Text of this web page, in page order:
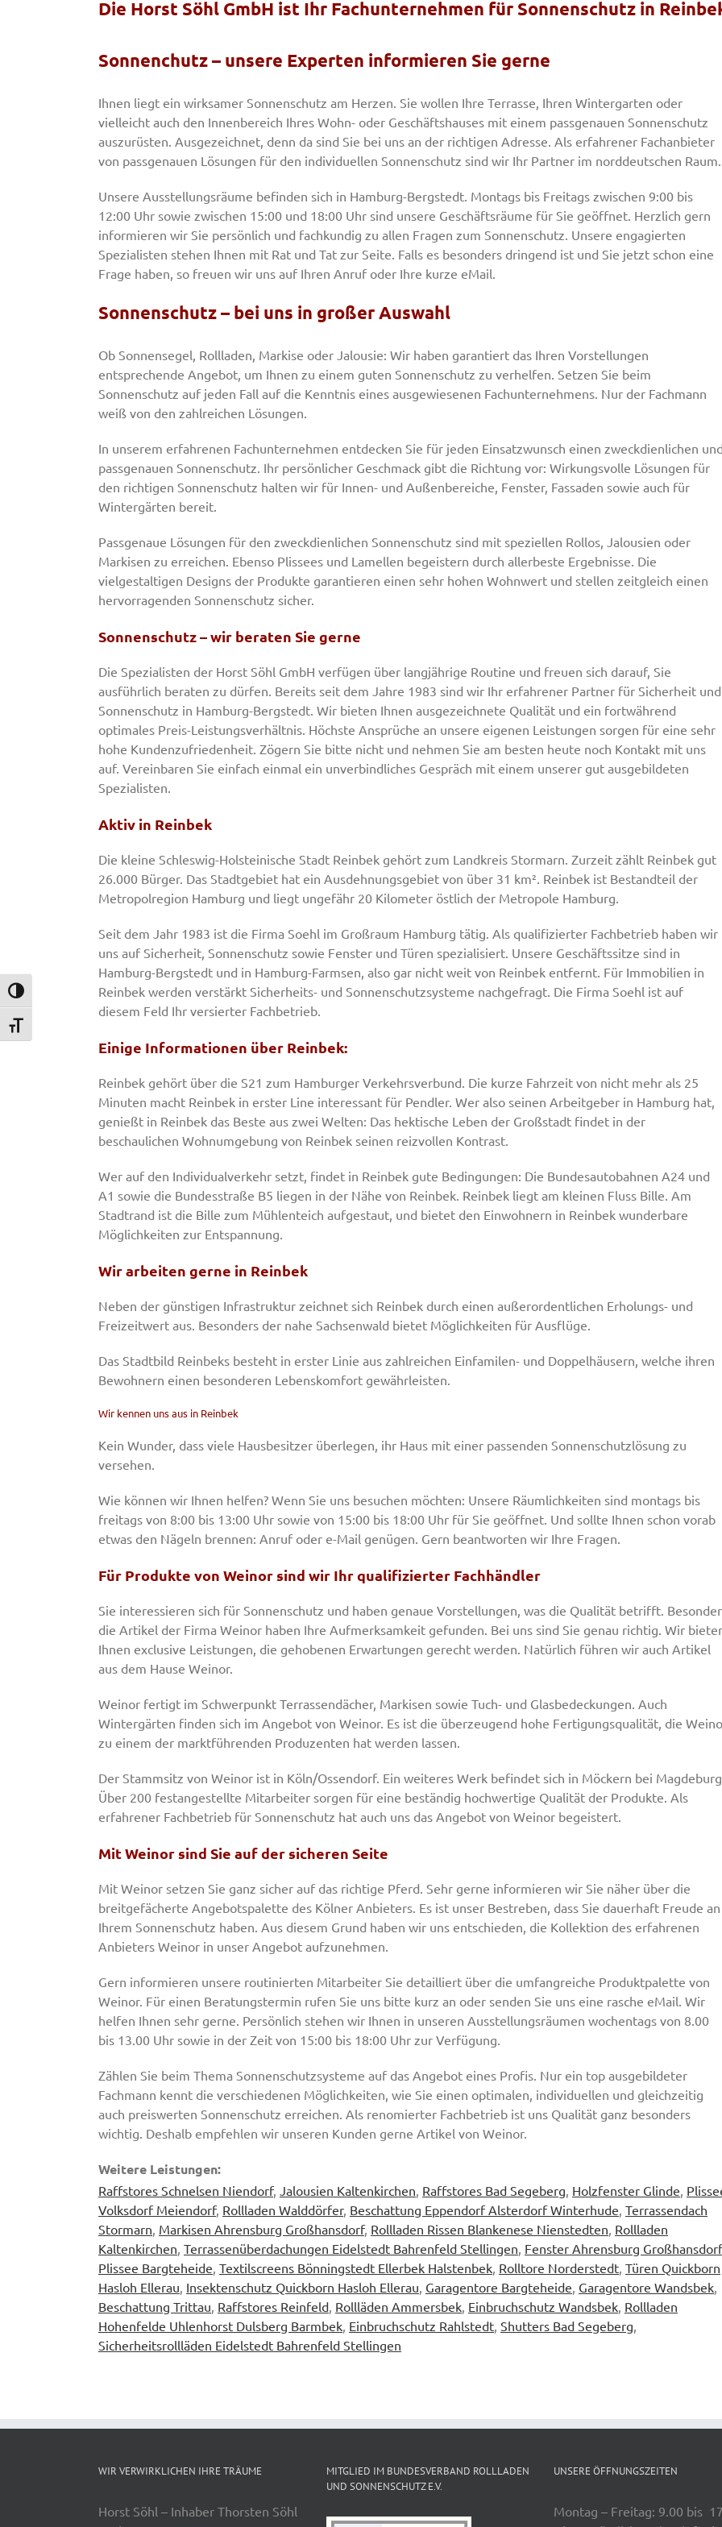
Umschalten auf hohe Kontraste
Schrift vergrößern
Die Horst Söhl GmbH ist Ihr Fachunternehmen für Sonnenschutz in
Sonnenchutz – unsere Experten informieren Sie gerne
Ihnen liegt ein wirksamer Sonnenschutz am Herzen. Sie wollen Ihre Terrasse, Ihren Wintergarten oder
vielleicht auch den Innenbereich Ihres Wohn- oder Geschäftshauses mit einem passgenauen Sonnenschutz
auszurüsten. Ausgezeichnet, denn da sind Sie bei uns an der richtigen Adresse. Als erfahrener Fachanbieter
von passgenauen Lösungen für den individuellen Sonnenschutz sind wir Ihr Partner im norddeutschen Raum.
Unsere Ausstellungsräume befinden sich in Hamburg-Bergstedt. Montags bis Freitags zwischen 9:00 bis
12:00 Uhr sowie zwischen 15:00 und 18:00 Uhr sind unsere Geschäftsräume für Sie geöffnet. Herzlich gern
informieren wir Sie persönlich und fachkundig zu allen Fragen zum Sonnenschutz. Unsere engagierten
Spezialisten stehen Ihnen mit Rat und Tat zur Seite. Falls es besonders dringend ist und Sie jetzt schon eine
Frage haben, so freuen wir uns auf Ihren Anruf oder Ihre kurze eMail.
Sonnenschutz – bei uns in großer Auswahl
Ob Sonnensegel, Rollladen, Markise oder Jalousie: Wir haben garantiert das Ihren Vorstellungen
entsprechende Angebot, um Ihnen zu einem guten Sonnenschutz zu verhelfen. Setzen Sie beim
Sonnenschutz auf jeden Fall auf die Kenntnis eines ausgewiesenen Fachunternehmens. Nur der Fachmann
weiß von den zahlreichen Lösungen.
In unserem erfahrenen Fachunternehmen entdecken Sie für jeden Einsatzwunsch einen zweckdienlichen und
passgenauen Sonnenschutz. Ihr persönlicher Geschmack gibt die Richtung vor: Wirkungsvolle Lösungen für
den richtigen Sonnenschutz halten wir für Innen- und Außenbereiche, Fenster, Fassaden sowie auch für
Wintergärten bereit.
Passgenaue Lösungen für den zweckdienlichen Sonnenschutz sind mit speziellen Rollos, Jalousien oder
Markisen zu erreichen. Ebenso Plissees und Lamellen begeistern durch allerbeste Ergebnisse. Die
vielgestaltigen Designs der Produkte garantieren einen sehr hohen Wohnwert und stellen zeitgleich einen
hervorragenden Sonnenschutz sicher.
Sonnenschutz – wir beraten Sie gerne
Die Spezialisten der Horst Söhl GmbH verfügen über langjährige Routine und freuen sich darauf, Sie
ausführlich beraten zu dürfen. Bereits seit dem Jahre 1983 sind wir Ihr erfahrener Partner für Sicherheit und
Sonnenschutz in Hamburg-Bergstedt. Wir bieten Ihnen ausgezeichnete Qualität und ein fortwährend
optimales Preis-Leistungsverhältnis. Höchste Ansprüche an unsere eigenen Leistungen sorgen für eine sehr
hohe Kundenzufriedenheit. Zögern Sie bitte nicht und nehmen Sie am besten heute noch Kontakt mit uns
auf. Vereinbaren Sie einfach einmal ein unverbindliches Gespräch mit einem unserer gut ausgebildeten
Spezialisten.
Aktiv in Reinbek
Die kleine Schleswig-Holsteinische Stadt Reinbek gehört zum Landkreis Stormarn. Zurzeit zählt Reinbek gut
26.000 Bürger. Das Stadtgebiet hat ein Ausdehnungsgebiet von über 31 km². Reinbek ist Bestandteil der
Metropolregion Hamburg und liegt ungefähr 20 Kilometer östlich der Metropole Hamburg.
Seit dem Jahr 1983 ist die Firma Soehl im Großraum Hamburg tätig. Als qualifizierter Fachbetrieb haben wir
uns auf Sicherheit, Sonnenschutz sowie Fenster und Türen spezialisiert. Unsere Geschäftssitze sind in
Hamburg-Bergstedt und in Hamburg-Farmsen, also gar nicht weit von Reinbek entfernt. Für Immobilien in
Reinbek werden verstärkt Sicherheits- und Sonnenschutzsysteme nachgefragt. Die Firma Soehl ist auf
diesem Feld Ihr versierter Fachbetrieb.
Einige Informationen über Reinbek:
Reinbek gehört über die S21 zum Hamburger Verkehrsverbund. Die kurze Fahrzeit von nicht mehr als 25
Minuten macht Reinbek in erster Line interessant für Pendler. Wer also seinen Arbeitgeber in Hamburg hat,
genießt in Reinbek das Beste aus zwei Welten: Das hektische Leben der Großstadt findet in der
beschaulichen Wohnumgebung von Reinbek seinen reizvollen Kontrast.
Wer auf den Individualverkehr setzt, findet in Reinbek gute Bedingungen: Die Bundesautobahnen A24 und
A1 sowie die Bundesstraße B5 liegen in der Nähe von Reinbek. Reinbek liegt am kleinen Fluss Bille. Am
Stadtrand ist die Bille zum Mühlenteich aufgestaut, und bietet den Einwohnern in Reinbek wunderbare
Möglichkeiten zur Entspannung.
Wir arbeiten gerne in Reinbek
Neben der günstigen Infrastruktur zeichnet sich Reinbek durch einen außerordentlichen Erholungs- und
Freizeitwert aus. Besonders der nahe Sachsenwald bietet Möglichkeiten für Ausflüge.
Das Stadtbild Reinbeks besteht in erster Linie aus zahlreichen Einfamilen- und Doppelhäusern, welche ihren
Bewohnern einen besonderen Lebenskomfort gewährleisten.
Wir kennen uns aus in Reinbek
Kein Wunder, dass viele Hausbesitzer überlegen, ihr Haus mit einer passenden Sonnenschutzlösung zu
versehen.
Wie können wir Ihnen helfen? Wenn Sie uns besuchen möchten: Unsere Räumlichkeiten sind montags bis
freitags von 8:00 bis 13:00 Uhr sowie von 15:00 bis 18:00 Uhr für Sie geöffnet. Und sollte Ihnen schon vorab
etwas den Nägeln brennen: Anruf oder e-Mail genügen. Gern beantworten wir Ihre Fragen.
Für Produkte von Weinor sind wir Ihr qualifizierter Fachhändler
Sie interessieren sich für Sonnenschutz und haben genaue Vorstellungen, was die Qualität betrifft.
die Artikel der Firma Weinor haben Ihre Aufmerksamkeit gefunden. Bei uns sind Sie genau richtig. Wir
Ihnen exclusive Leistungen, die gehobenen Erwartungen gerecht werden. Natürlich führen wir auch Artikel
aus dem Hause Weinor.
Weinor fertigt im Schwerpunkt Terrassendächer, Markisen sowie Tuch- und Glasbedeckungen. Auch
Wintergärten finden sich im Angebot von Weinor. Es ist die überzeugend hohe Fertigungsqualität, die
zu einem der marktführenden Produzenten hat werden lassen.
Der Stammsitz von Weinor ist in Köln/Ossendorf. Ein weiteres Werk befindet sich in Möckern bei Magdeburg.
Über 200 festangestellte Mitarbeiter sorgen für eine beständig hochwertige Qualität der Produkte. Als
erfahrener Fachbetrieb für Sonnenschutz hat auch uns das Angebot von Weinor begeistert.
Mit Weinor sind Sie auf der sicheren Seite
Mit Weinor setzen Sie ganz sicher auf das richtige Pferd. Sehr gerne informieren wir Sie näher über die
breitgefächerte Angebotspalette des Kölner Anbieters. Es ist unser Bestreben, dass Sie dauerhaft Freude an
Ihrem Sonnenschutz haben. Aus diesem Grund haben wir uns entschieden, die Kollektion des erfahrenen
Anbieters Weinor in unser Angebot aufzunehmen.
Gern informieren unsere routinierten Mitarbeiter Sie detailliert über die umfangreiche Produktpalette von
Weinor. Für einen Beratungstermin rufen Sie uns bitte kurz an oder senden Sie uns eine rasche eMail. Wir
helfen Ihnen sehr gerne. Persönlich stehen wir Ihnen in unseren Ausstellungsräumen wochentags von 8.00
bis 13.00 Uhr sowie in der Zeit von 15:00 bis 18:00 Uhr zur Verfügung.
Zählen Sie beim Thema Sonnenschutzsysteme auf das Angebot eines Profis. Nur ein top ausgebildeter
Fachmann kennt die verschiedenen Möglichkeiten, wie Sie einen optimalen, individuellen und gleichzeitig
auch preiswerten Sonnenschutz erreichen. Als renomierter Fachbetrieb ist uns Qualität ganz besonders
wichtig. Deshalb empfehlen wir unseren Kunden gerne Artikel von Weinor.
Weitere Leistungen:
Raffstores Schnelsen Niendorf, Jalousien Kaltenkirchen Raffstores Bad Segeberg Holzfenster Glinde
Volksdorf Meiendorf, Rollladen Walddörfer, Beschattung Eppendorf Alsterdorf Winterhude Terrassendach
Stormarn Markisen Ahrensburg Großhansdorf, Rollladen Rissen Blankenese Nienstedten Rollladen
Kaltenkirchen Terrassenüberdachungen Eidelstedt Bahrenfeld Stellingen Fenster Ahrensburg Großhansdorf
Plissee Bargteheide Textilscreens Bönningstedt Ellerbek Halstenbek Rolltore Norderstedt Türen Quickborn
Hasloh Ellerau Insektenschutz Quickborn Hasloh Ellerau Garagentore Bargteheide Garagentore Wandsbek
Beschattung Trittau Raffstores Reinfeld Rollläden Ammersbek Einbruchschutz Wandsbek Rollladen
Hohenfelde Uhlenhorst Dulsberg Barmbek Einbruchschutz Rahlstedt Shutters Bad Segeberg
Sicherheitsrollläden Eidelstedt Bahrenfeld Stellingen
WIR VERWIRKLICHEN IHRE TRÄUME
Horst Söhl – Inhaber Thorsten Söhl
MITGLIED IM BUNDESVERBAND ROLLLADEN
UND SONNENSCHUTZ E.V.
UNSERE ÖFFNUNGSZEITEN
Montag – Freitag: 9.00 bis